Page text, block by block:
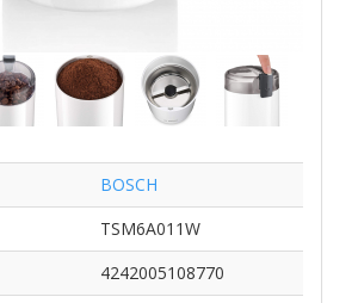
BOSCH
TSM6A011W
4242005108770